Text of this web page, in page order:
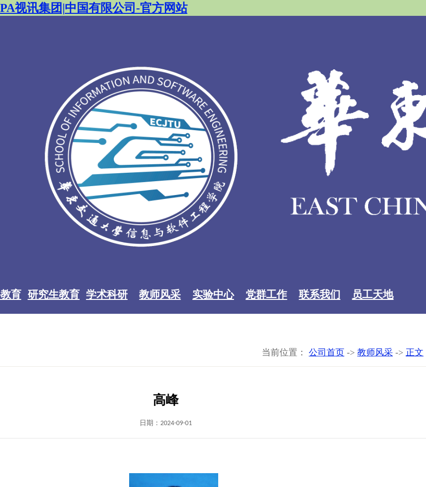
PA视讯集团|中国有限公司-官方网站
育 研究生教育 学术科研 教师风采 实验中心 党群工作 联系我们 员工天地
当前位置： 公司首页 -> 教师风采 -> 正文
高峰
日期：2024-09-01